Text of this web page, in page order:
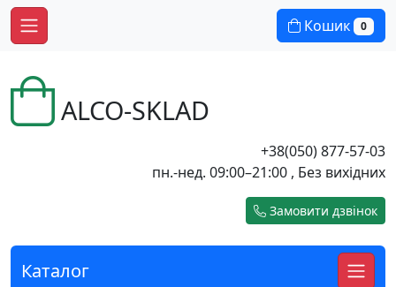
Кошик 0
ALCO-SKLAD
+38(050) 877-57-03
пн.-нед. 09:00–21:00 , Без вихідних
Замовити дзвінок
Каталог